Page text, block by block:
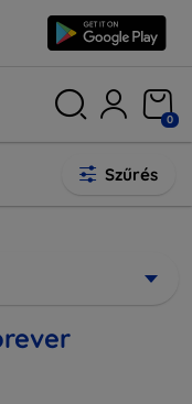
0
Szűrés